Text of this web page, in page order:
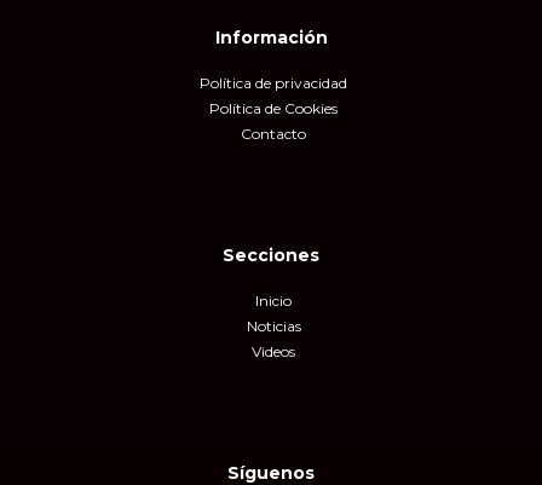
Información
Política de privacidad
Política de Cookies
Contacto
Síguenos
Secciones
Inicio
Noticias
Videos